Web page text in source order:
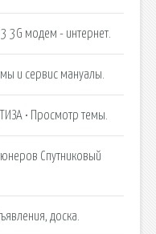
3G модем - интернет.
и сервис мануалы.
• Просмотр темы.
Спутниковый
доска.